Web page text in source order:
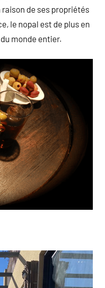
de ses propriétés
le nopal est de plus en
monde entier.